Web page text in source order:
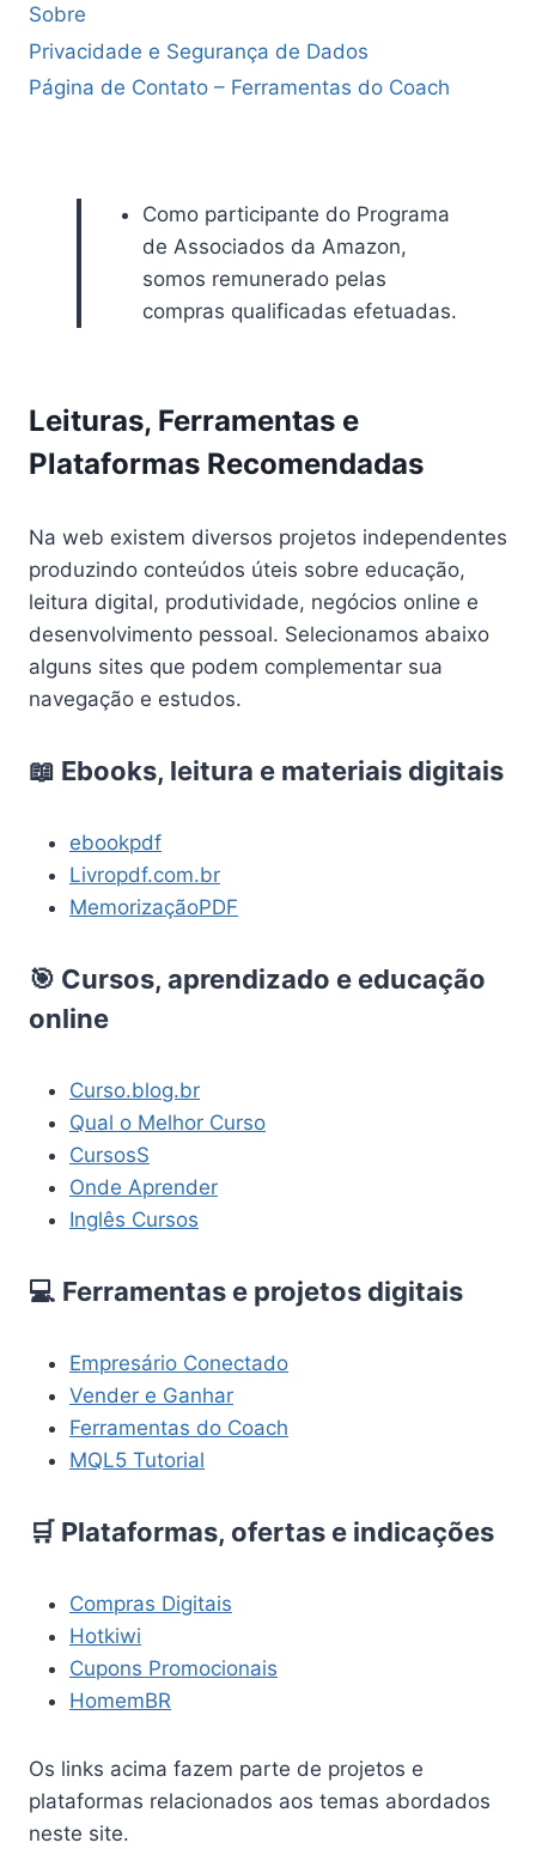
Sobre
Privacidade e Segurança de Dados
Página de Contato – Ferramentas do Coach
Como participante do Programa
de Associados da Amazon,
somos remunerado pelas
compras qualificadas efetuadas.
Leituras, Ferramentas e
Plataformas Recomendadas
Na web existem diversos projetos independentes
produzindo conteúdos úteis sobre educação,
leitura digital, produtividade, negócios online e
desenvolvimento pessoal. Selecionamos abaixo
alguns sites que podem complementar sua
navegação e estudos.
📖 Ebooks, leitura e materiais digitais
ebookpdf
Livropdf.com.br
MemorizaçãoPDF
🎯 Cursos, aprendizado e educação
online
Curso.blog.br
Qual o Melhor Curso
CursosS
Onde Aprender
Inglês Cursos
💻 Ferramentas e projetos digitais
Empresário Conectado
Vender e Ganhar
Ferramentas do Coach
MQL5 Tutorial
🛒 Plataformas, ofertas e indicações
Compras Digitais
Hotkiwi
Cupons Promocionais
HomemBR
Os links acima fazem parte de projetos e
plataformas relacionados aos temas abordados
neste site.